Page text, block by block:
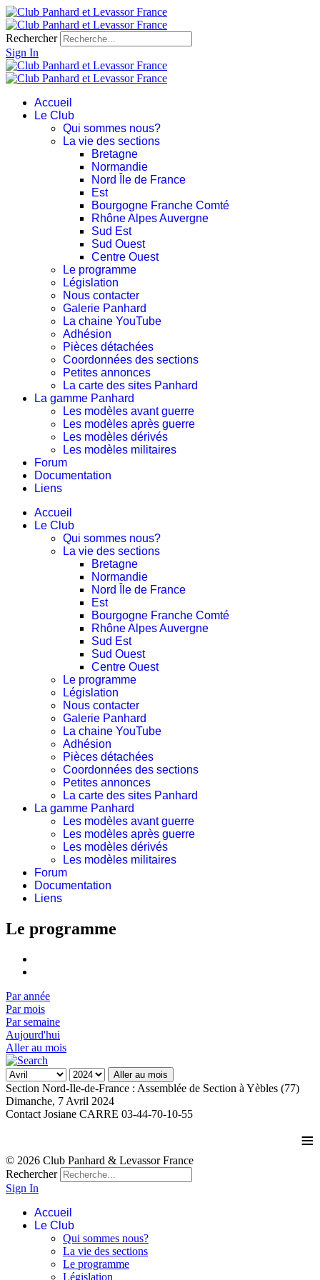
Rechercher
Sign In
Accueil
Le Club
Qui sommes nous?
La vie des sections
Bretagne
Normandie
Nord Île de France
Est
Bourgogne Franche Comté
Rhône Alpes Auvergne
Sud Est
Sud Ouest
Centre Ouest
Le programme
Législation
Nous contacter
Galerie Panhard
La chaine YouTube
Adhésion
Pièces détachées
Coordonnées des sections
Petites annonces
La carte des sites Panhard
La gamme Panhard
Les modèles avant guerre
Les modèles après guerre
Les modèles dérivés
Les modèles militaires
Forum
Documentation
Liens
Accueil
Le Club
Qui sommes nous?
La vie des sections
Bretagne
Normandie
Nord Île de France
Est
Bourgogne Franche Comté
Rhône Alpes Auvergne
Sud Est
Sud Ouest
Centre Ouest
Le programme
Législation
Nous contacter
Galerie Panhard
La chaine YouTube
Adhésion
Pièces détachées
Coordonnées des sections
Petites annonces
La carte des sites Panhard
La gamme Panhard
Les modèles avant guerre
Les modèles après guerre
Les modèles dérivés
Les modèles militaires
Forum
Documentation
Liens
Le programme
Par année
Par mois
Par semaine
Aujourd'hui
Aller au mois
Aller au mois
Section Nord-Ile-de-France : Assemblée de Section à Yèbles (77)
Dimanche, 7 Avril 2024
Contact Josiane CARRE 03-44-70-10-55
≡
© 2026 Club Panhard & Levassor France
Rechercher
Sign In
Accueil
Le Club
Qui sommes nous?
La vie des sections
Le programme
Législation